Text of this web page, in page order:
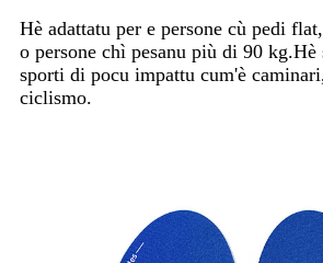
Hè adattatu per e persone cù pedi
o persone chì pesanu più di 90 kg.Hè
sporti di pocu impattu cum'è
ciclismo.